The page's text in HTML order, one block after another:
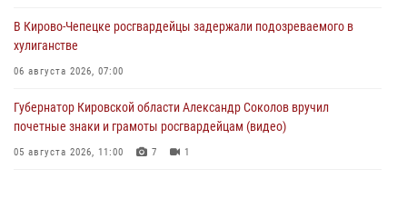
В Кирово-Чепецке росгвардейцы задержали подозреваемого в
хулиганстве
06 августа 2026, 07:00
Губернатор Кировской области Александр Соколов вручил
почетные знаки и грамоты росгвардейцам (видео)
05 августа 2026, 11:00 7 1